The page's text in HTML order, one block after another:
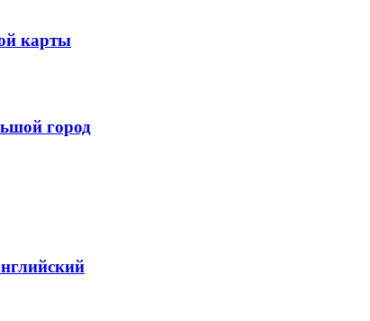
карты
город